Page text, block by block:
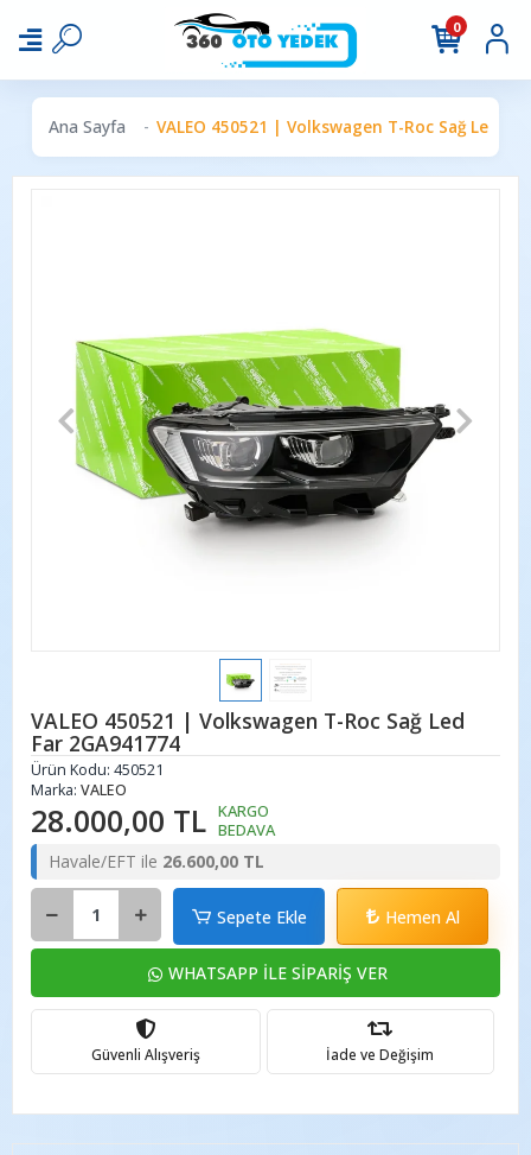
0
Ana Sayfa VALEO 450521 | Volkswagen T-Roc Sağ Led
VALEO 450521 | Volkswagen T-Roc Sağ Led
Far 2GA941774
Ürün Kodu: 450521
Marka: VALEO
28.000,00 TL KARGO
BEDAVA
Havale/EFT ile 26.600,00 TL
Sepete Ekle Hemen Al
WHATSAPP İLE SİPARİŞ VER
Güvenli Alışveriş İade ve Değişim